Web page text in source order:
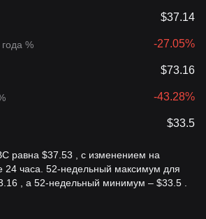
$37.14
% -27.05%
$73.16
-43.28%
$33.5
равна $37.53 , с изменением на
24 часа. 52-недельный максимум для
, а 52-недельный минимум – $33.5 .